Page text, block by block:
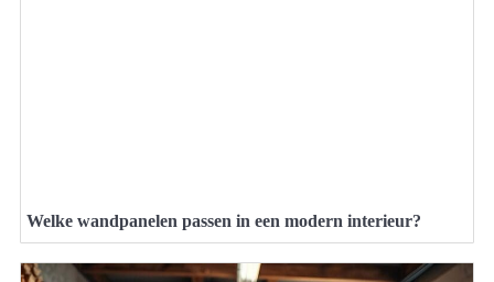
Welke wandpanelen passen in een modern interieur?